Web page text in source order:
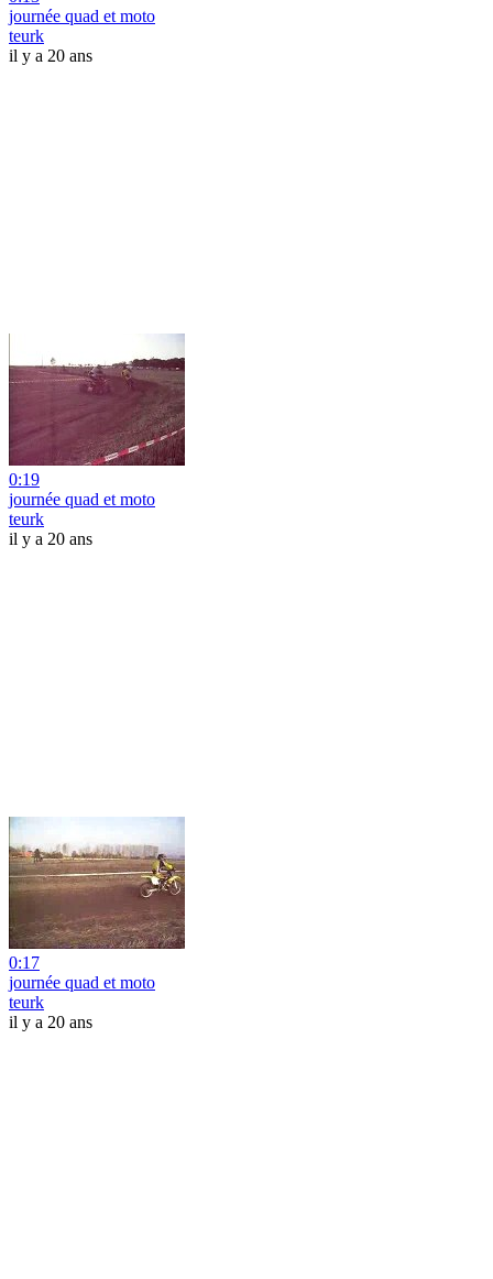
journée quad et moto
teurk
il y a 20 ans
0:19
journée quad et moto
teurk
il y a 20 ans
0:17
journée quad et moto
teurk
il y a 20 ans